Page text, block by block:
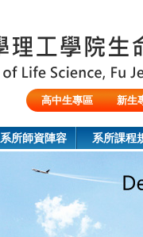
高中生專區
新生
系所師資陣容 系所課程